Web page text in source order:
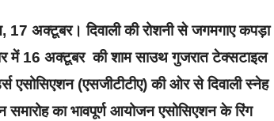
17 अक्टूबर। दिवाली की रोशनी से जगमगाए कपड़ा
में 16 अक्टूबर की शाम साउथ गुजरात टेक्सटाइल
एसोसिएशन (एसजीटीटीए) की ओर से दिवाली स्नेह
समारोह का भावपूर्ण आयोजन एसोसिएशन के रिंग